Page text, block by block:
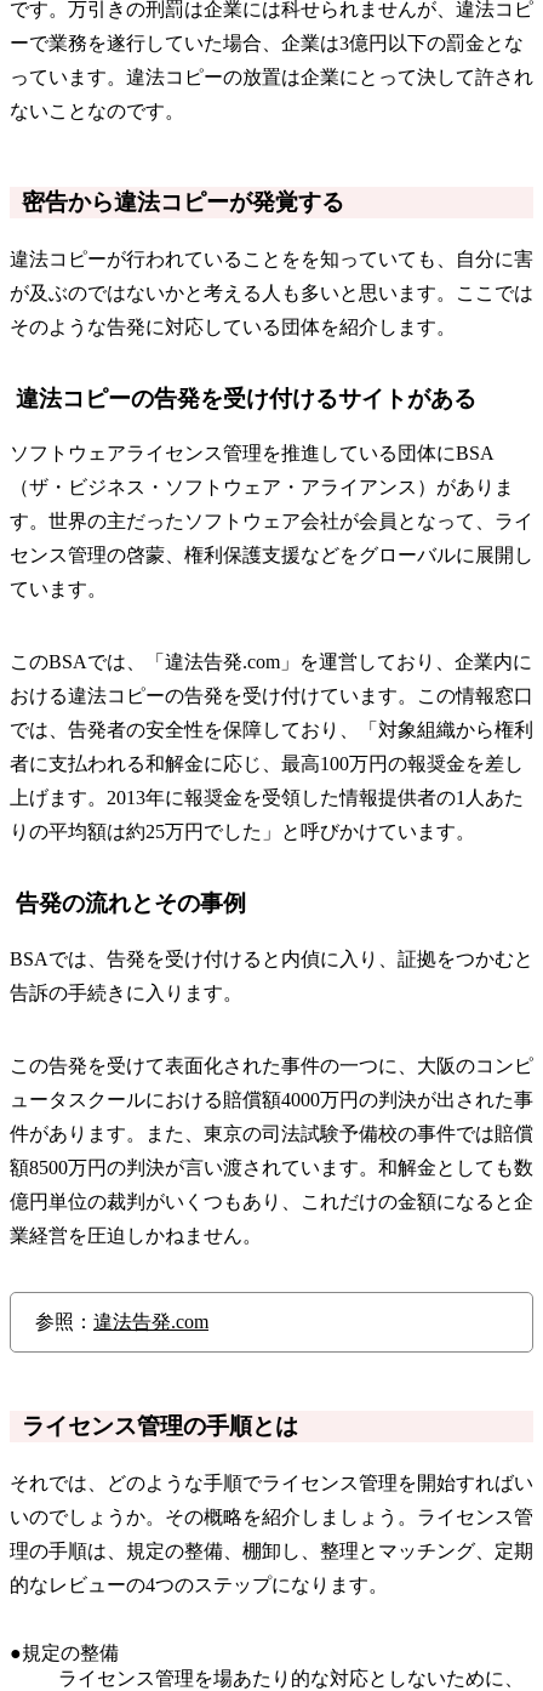
です。万引きの刑罰は企業には科せられませんが、違法コピ
ーで業務を遂行していた場合、企業は3億円以下の罰金とな
っています。違法コピーの放置は企業にとって決して許され
ないことなのです。
密告から違法コピーが発覚する
違法コピーが行われていることをを知っていても、自分に害
が及ぶのではないかと考える人も多いと思います。ここでは
そのような告発に対応している団体を紹介します。
違法コピーの告発を受け付けるサイトがある
ソフトウェアライセンス管理を推進している団体にBSA
（ザ・ビジネス・ソフトウェア・アライアンス）がありま
す。世界の主だったソフトウェア会社が会員となって、ライ
センス管理の啓蒙、権利保護支援などをグローバルに展開し
ています。
このBSAでは、「違法告発.com」を運営しており、企業内に
おける違法コピーの告発を受け付けています。この情報窓口
では、告発者の安全性を保障しており、「対象組織から権利
者に支払われる和解金に応じ、最高100万円の報奨金を差し
上げます。2013年に報奨金を受領した情報提供者の1人あた
りの平均額は約25万円でした」と呼びかけています。
告発の流れとその事例
BSAでは、告発を受け付けると内偵に入り、証拠をつかむと
告訴の手続きに入ります。
この告発を受けて表面化された事件の一つに、大阪のコンピ
ュータスクールにおける賠償額4000万円の判決が出された事
件があります。また、東京の司法試験予備校の事件では賠償
額8500万円の判決が言い渡されています。和解金としても数
億円単位の裁判がいくつもあり、これだけの金額になると企
業経営を圧迫しかねません。
参照： 違法告発.com
ライセンス管理の手順とは
それでは、どのような手順でライセンス管理を開始すればい
いのでしょうか。その概略を紹介しましょう。ライセンス管
理の手順は、規定の整備、棚卸し、整理とマッチング、定期
的なレビューの4つのステップになります。
●規定の整備
ライセンス管理を場あたり的な対応としないために、